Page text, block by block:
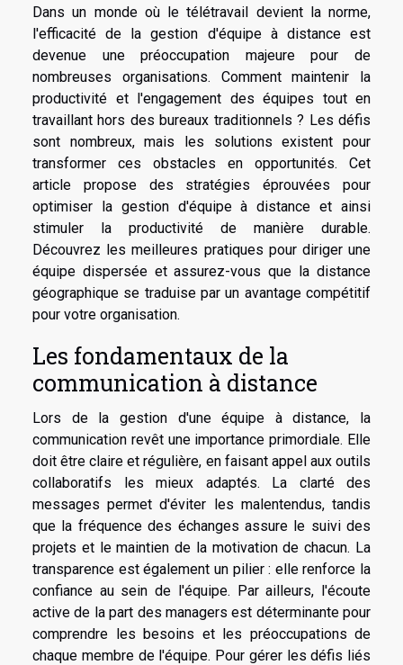
Dans un monde où le télétravail devient la norme,
l'efficacité de la gestion d'équipe à distance est
devenue une préoccupation majeure pour de
nombreuses organisations. Comment maintenir la
productivité et l'engagement des équipes tout en
travaillant hors des bureaux traditionnels ? Les défis
sont nombreux, mais les solutions existent pour
transformer ces obstacles en opportunités. Cet
article propose des stratégies éprouvées pour
optimiser la gestion d'équipe à distance et ainsi
stimuler la productivité de manière durable.
Découvrez les meilleures pratiques pour diriger une
équipe dispersée et assurez-vous que la distance
géographique se traduise par un avantage compétitif
pour votre organisation.
Les fondamentaux de la
communication à distance
Lors de la gestion d'une équipe à distance, la
communication revêt une importance primordiale. Elle
doit être claire et régulière, en faisant appel aux outils
collaboratifs les mieux adaptés. La clarté des
messages permet d'éviter les malentendus, tandis
que la fréquence des échanges assure le suivi des
projets et le maintien de la motivation de chacun. La
transparence est également un pilier : elle renforce la
confiance au sein de l'équipe. Par ailleurs, l'écoute
active de la part des managers est déterminante pour
comprendre les besoins et les préoccupations de
chaque membre de l'équipe. Pour gérer les défis liés